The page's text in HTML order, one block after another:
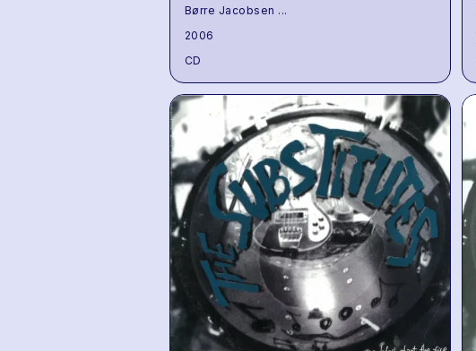
Børre Jacobsen ...
2006
CD